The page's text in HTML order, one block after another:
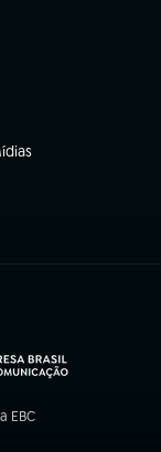
EBC